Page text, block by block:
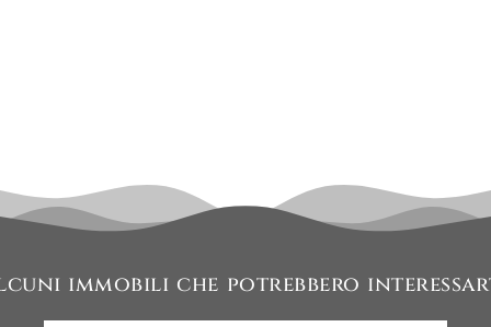
immobili che potrebbero